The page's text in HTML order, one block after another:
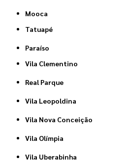
Mooca
Tatuapé
Paraíso
Vila Clementino
Real Parque
Vila Leopoldina
Vila Nova Conceição
Vila Olímpia
Vila Uberabinha